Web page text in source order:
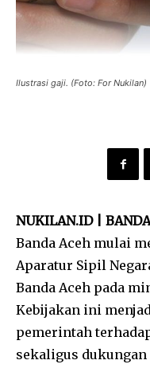
Ilustrasi gaji. (Foto: For Nukilan)
NUKILAN.ID |
Banda Aceh mulai
Aparatur Sipil
Banda Aceh pada
Kebijakan ini
pemerintah
sekaligus